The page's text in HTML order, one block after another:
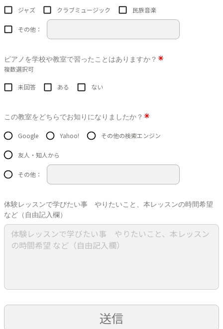
ジャズ クラブミュージック 民族音楽
その他：
ピアノを学校や教室で習ったことはありますか？
複数選択可
未回答 ある ない
この教室をどちらでお知りになりましたか？
Google Yahoo! その他の検索エンジン
友人・知人から
その他：
体験レッスンで学びたい事 やりたいこと、本レッスンの時間希望
など（自由記入欄）
送信